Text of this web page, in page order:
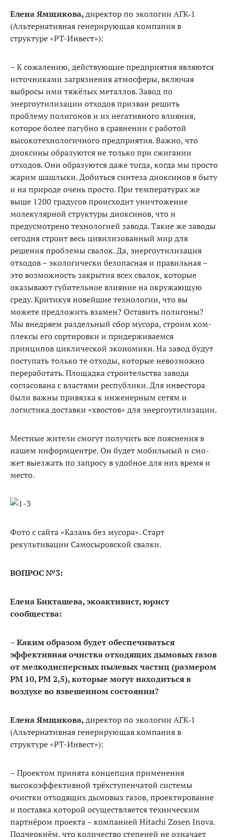
Елена Ямщикова,директор по экологии АГК‑1
(Альтернативная генерирующая компания в
структуре «РТ-Инвест»):
–К сожалению, действующие предприятия являются
источниками загрязнения атмосферы, включая
выбро­сы ими тяжёлых металлов. Завод по
энергоутилизации отходов призван решить
проблему полигонов и их не­гативного влияния,
которое более пагубно в сравнении с работой
высокотехнологичного предприятия. Важно, что
диоксины образуются не только при сжигании
отходов. Они образуются даже тогда, когда мы просто
жарим шашлыки. Добиться синтеза диоксинов в быту
и на природе очень просто. При температурах же
выше 1200 градусов происходит уничтожение
молекулярной структуры диоксинов, что и
предусмотрено технологией завода. Такие же заводы
сегодня строит весь циви­лизованный мир для
решения проблемы свалок. Да, энергоутилизация
отходов – экологически безопасная и правильная –
это возможность закрытия всех свалок, которые
оказывают губительное влияние на окружа­ющую
среду. Критикуя новейшие технологии, что вы
можете предложить взамен? Оставить полигоны?
Мы внедряем раздельный сбор мусора, строим ком­
плексы его сортировки и придерживаемся
принципов циклической экономики. На завод будут
поступать только те отходы, которые невозможно
переработать. Площадка строительства завода
согласована с властя­ми республики. Для инвестора
были важны привязка к инженерным сетям и
логистика доставки «хвостов» для энергоутилизации.
Местные жители смогут получить все пояснения в
нашем информцентре. Он будет мобильный и смо­
жет выезжать по запросу в удобное для них время и
место.
Фото с сайта «Казань без мусора». Старт
рекультивации Самосыровской свалки.
ВОПРОС №3:
Елена Бикташева, экоактивист, юрист
сообщества:
– Каким образом будет обеспечиваться
эффективная очистка отходящих дымовых газов
от мелкодис­персных пылевых ча­стиц (размером
PM 10, PM 2,5), которые могут находиться в
воздухе во взве­шенном состоянии?
Елена Ямщикова,директор по экологии АГК‑1
(Альтернативная генерирующая компания в
структуре «РТ-Инвест»):
– Проектом принята концепция применения
высокоэффективной трёхступенчатой системы
очистки отходящих дымовых газов, проек­тирование
и поставка которой осуществляется техническим
партнёром проекта – компанией Hitachi Zosen Inova.
Подчеркнём, что количество степеней не означает